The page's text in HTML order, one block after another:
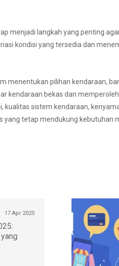
menjadi langkah yang penting
kondisi yang tersedia dan
menentukan pilihan kendaraan,
kendaraan bekas dan
kualitas sistem kendaraan,
yang tetap mendukung
17 Apr 2025